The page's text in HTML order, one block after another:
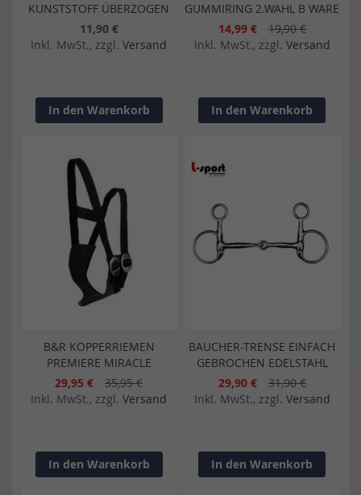
KUNSTSTOFF ÜBERZOGEN
11,90 €
Inkl. MwSt., zzgl. Versand
In den Warenkorb
GUMMIRING 2.WAHL B WARE
14,99 €
19,90 €
Inkl. MwSt., zzgl. Versand
In den Warenkorb
B&R KOPPERRIEMEN
PREMIERE MIRACLE
29,95 €
35,95 €
Inkl. MwSt., zzgl. Versand
In den Warenkorb
BAUCHER-TRENSE EINFACH
GEBROCHEN EDELSTAHL
29,90 €
31,90 €
Inkl. MwSt., zzgl. Versand
In den Warenkorb